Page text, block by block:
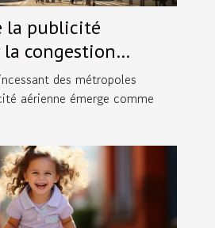
la publicité
congestion
les villesdes métropoles
aérienne émerge comme